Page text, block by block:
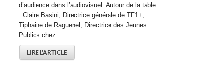
d’audience dans l’audiovisuel. Autour de la table
: Claire Basini, Directrice générale de TF1+,
Tiphaine de Raguenel, Directrice des Jeunes
Publics chez...
LIRE L'ARTICLE